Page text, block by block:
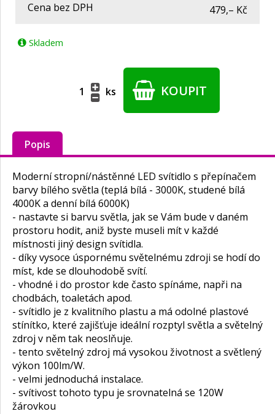
Cena bez DPH 479,– Kč
Skladem
ks KOUPIT
Popis
Moderní stropní/nástěnné LED svítidlo s přepínačem
barvy bílého světla (teplá bílá - 3000K, studené bílá
4000K a denní bílá 6000K)
- nastavte si barvu světla, jak se Vám bude v daném
prostoru hodit, aniž byste museli mít v každé
místnosti jiný design svítidla.
- díky vysoce úspornému světelnému zdroji se hodí do
míst, kde se dlouhodobě svítí.
- vhodné i do prostor kde často spínáme, napři na
chodbách, toaletách apod.
- svítidlo je z kvalitního plastu a má odolné plastové
stínítko, které zajišťuje ideální rozptyl světla a světelný
zdroj v něm tak neoslňuje.
- tento světelný zdroj má vysokou životnost a světlený
výkon 100lm/W.
- velmi jednoduchá instalace.
- svítivost tohoto typu je srovnatelná se 120W
žárovkou